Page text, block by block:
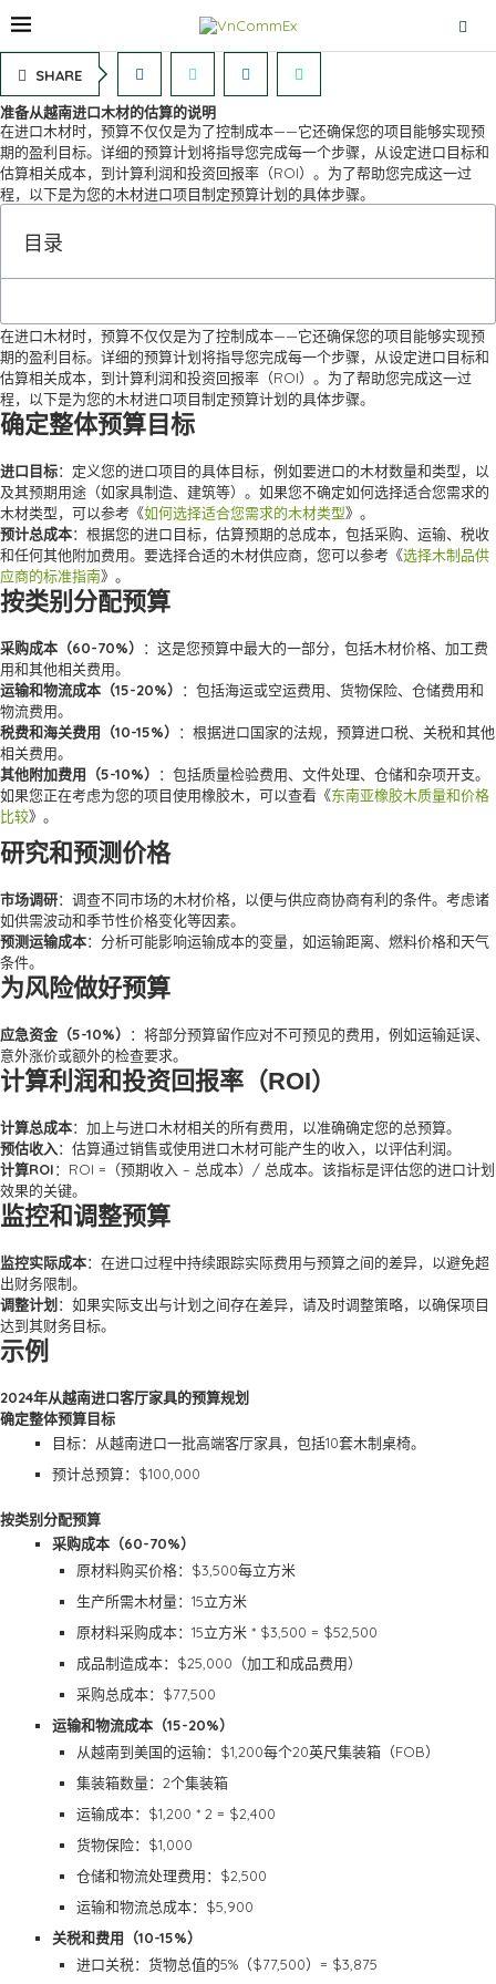
SHARE
准备从越南进口木材的估算的说明
在进口木材时，预算不仅仅是为了控制成本——它还确保您的项目能够实现预
期的盈利目标。详细的预算计划将指导您完成每一个步骤，从设定进口目标和
估算相关成本，到计算利润和投资回报率（ROI）。为了帮助您完成这一过
程，以下是为您的木材进口项目制定预算计划的具体步骤。
目录
在进口木材时，预算不仅仅是为了控制成本——它还确保您的项目能够实现预
期的盈利目标。详细的预算计划将指导您完成每一个步骤，从设定进口目标和
估算相关成本，到计算利润和投资回报率（ROI）。为了帮助您完成这一过
程，以下是为您的木材进口项目制定预算计划的具体步骤。
确定整体预算目标
进口目标：定义您的进口项目的具体目标，例如要进口的木材数量和类型，以
及其预期用途（如家具制造、建筑等）。如果您不确定如何选择适合您需求的
木材类型，可以参考《如何选择适合您需求的木材类型》。
预计总成本：根据您的进口目标，估算预期的总成本，包括采购、运输、税收
和任何其他附加费用。要选择合适的木材供应商，您可以参考《选择木制品供
应商的标准指南》。
按类别分配预算
采购成本（60-70%）
：这是您预算中最大的一部分，包括木材价格、加工费
用和其他相关费用。
运输和物流成本（15-20%）
：包括海运或空运费用、货物保险、仓储费用和
物流费用。
税费和海关费用（10-15%）
：根据进口国家的法规，预算进口税、关税和其他
相关费用。
其他附加费用（5-10%）
：包括质量检验费用、文件处理、仓储和杂项开支。
如果您正在考虑为您的项目使用橡胶木，可以查看《东南亚橡胶木质量和价格
比较》。
研究和预测价格
市场调研：调查不同市场的木材价格，以便与供应商协商有利的条件。考虑诸
如供需波动和季节性价格变化等因素。
预测运输成本：分析可能影响运输成本的变量，如运输距离、燃料价格和天气
条件。
为风险做好预算
应急资金（5-10%）
：将部分预算留作应对不可预见的费用，例如运输延误、
意外涨价或额外的检查要求。
计算利润和投资回报率（ROI）
计算总成本：加上与进口木材相关的所有费用，以准确确定您的总预算。
预估收入：估算通过销售或使用进口木材可能产生的收入，以评估利润。
计算ROI：ROI =（预期收入 – 总成本）/ 总成本。该指标是评估您的进口计划
效果的关键。
监控和调整预算
监控实际成本：在进口过程中持续跟踪实际费用与预算之间的差异，以避免超
出财务限制。
调整计划 ：如果实际支出与计划之间存在差异，请及时调整策略，以确保项目
达到其财务目标。
示例
2024年从越南进口客厅家具的预算规划
确定整体预算目标
目标：从越南进口一批高端客厅家具，包括10套木制桌椅。
预计总预算：$100,000
按类别分配预算
采购成本（60-70%）
原材料购买价格：$3,500每立方米
生产所需木材量：15立方米
原材料采购成本：15立方米 * $3,500 = $52,500
成品制造成本：$25,000（加工和成品费用）
采购总成本：$77,500
运输和物流成本（15-20%）
从越南到美国的运输：$1,200每个20英尺集装箱（FOB）
集装箱数量：2个集装箱
运输成本：$1,200 * 2 = $2,400
货物保险：$1,000
仓储和物流处理费用：$2,500
运输和物流总成本：$5,900
关税和费用（10-15%）
进口关税：货物总值的5%（$77,500）= $3,875